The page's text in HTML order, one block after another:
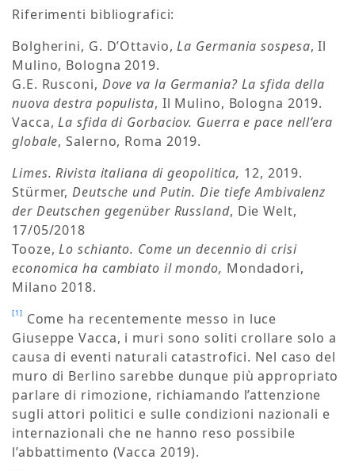
Riferimenti bibliografici:
Bolgherini, G. D’Ottavio,La Germania sospesa, Il
Mulino, Bologna 2019.
G.E. Rusconi, Dove va la Germania? La sfida della
nuova destra populista, Il Mulino, Bologna 2019.
Vacca,La sfida di Gorbaciov. Guerra e pace nell’era
globale, Salerno, Roma 2019.
Limes. Rivista italiana di geopolitica, 12, 2019.
Stürmer,Deutsche und Putin. Die tiefe Ambivalenz
der Deutschen gegenüber Russland, Die Welt,
17/05/2018
Tooze,Lo schianto. Come un decennio di crisi
economica ha cambiato il mondo, Mondadori,
Milano 2018.
[1] Come ha recentemente messo in luce
Giuseppe Vacca, i muri sono soliti crollare solo a
causa di eventi naturali catastrofici. Nel caso del
muro di Berlino sarebbe dunque più appropriato
parlare di rimozione, richiamando l’attenzione
sugli attori politici e sulle condizioni nazionali e
internazionali che ne hanno reso possibile
l’abbattimento (Vacca 2019).